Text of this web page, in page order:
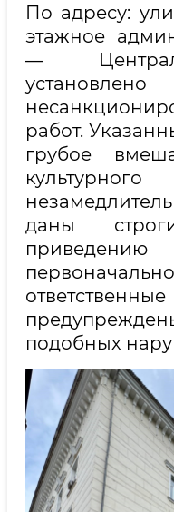
По адресу:
этажное
—
работ.
грубое
даны
подобных